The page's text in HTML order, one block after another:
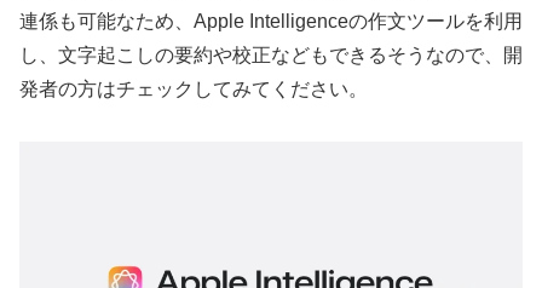
連係も可能なため、Apple Intelligenceの作文ツールを利用
し、文字起こしの要約や校正などもできるそうなので、開
発者の方はチェックしてみてください。